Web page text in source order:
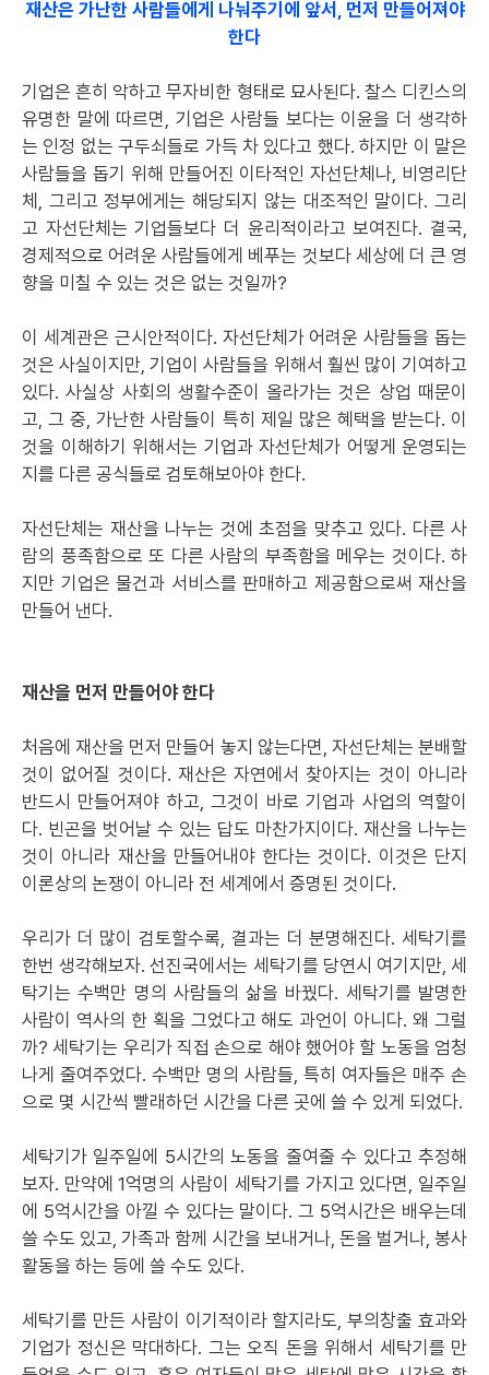
재산은 가난한 사람들에게 나눠주기에 앞서, 먼저 만들어져야
한다
기업은 흔히 악하고 무자비한 형태로 묘사된다. 찰스 디킨스의
유명한 말에 따르면, 기업은 사람들 보다는 이윤을 더 생각하
는 인정 없는 구두쇠들로 가득 차 있다고 했다. 하지만 이 말은
사람들을 돕기 위해 만들어진 이타적인 자선단체나, 비영리단
체, 그리고 정부에게는 해당되지 않는 대조적인 말이다. 그리
고 자선단체는 기업들보다 더 윤리적이라고 보여진다. 결국,
경제적으로 어려운 사람들에게 베푸는 것보다 세상에 더 큰 영
향을 미칠 수 있는 것은 없는 것일까?
이 세계관은 근시안적이다. 자선단체가 어려운 사람들을 돕는
것은 사실이지만, 기업이 사람들을 위해서 훨씬 많이 기여하고
있다. 사실상 사회의 생활수준이 올라가는 것은 상업 때문이
고, 그 중, 가난한 사람들이 특히 제일 많은 혜택을 받는다. 이
것을 이해하기 위해서는 기업과 자선단체가 어떻게 운영되는
지를 다른 공식들로 검토해보아야 한다.
자선단체는 재산을 나누는 것에 초점을 맞추고 있다. 다른 사
람의 풍족함으로 또 다른 사람의 부족함을 메우는 것이다. 하
지만 기업은 물건과 서비스를 판매하고 제공함으로써 재산을
만들어 낸다.
재산을 먼저 만들어야 한다
처음에 재산을 먼저 만들어 놓지 않는다면, 자선단체는 분배할
것이 없어질 것이다. 재산은 자연에서 찾아지는 것이 아니라
반드시 만들어져야 하고, 그것이 바로 기업과 사업의 역할이
다. 빈곤을 벗어날 수 있는 답도 마찬가지이다. 재산을 나누는
것이 아니라 재산을 만들어내야 한다는 것이다. 이것은 단지
이론상의 논쟁이 아니라 전 세계에서 증명된 것이다.
우리가 더 많이 검토할수록, 결과는 더 분명해진다. 세탁기를
한번 생각해보자. 선진국에서는 세탁기를 당연시 여기지만, 세
탁기는 수백만 명의 사람들의 삶을 바꿨다. 세탁기를 발명한
사람이 역사의 한 획을 그었다고 해도 과언이 아니다. 왜 그럴
까? 세탁기는 우리가 직접 손으로 해야 했어야 할 노동을 엄청
나게 줄여주었다. 수백만 명의 사람들, 특히 여자들은 매주 손
으로 몇 시간씩 빨래하던 시간을 다른 곳에 쓸 수 있게 되었다.
세탁기가 일주일에 5시간의 노동을 줄여줄 수 있다고 추정해
보자. 만약에 1억명의 사람이 세탁기를 가지고 있다면, 일주일
에 5억시간을 아낄 수 있다는 말이다. 그 5억시간은 배우는데
쓸 수도 있고, 가족과 함께 시간을 보내거나, 돈을 벌거나, 봉사
활동을 하는 등에 쓸 수도 있다.
세탁기를 만든 사람이 이기적이라 할지라도, 부의창출 효과와
기업가 정신은 막대하다. 그는 오직 돈을 위해서 세탁기를 만